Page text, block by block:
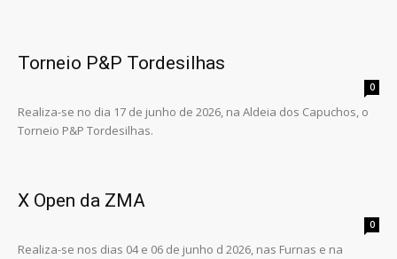
Torneio P&P Tordesilhas
0
Realiza-se no dia 17 de junho de 2026, na Aldeia dos Capuchos, o
Torneio P&P Tordesilhas.
X Open da ZMA
0
Realiza-se nos dias 04 e 06 de junho d 2026, nas Furnas e na